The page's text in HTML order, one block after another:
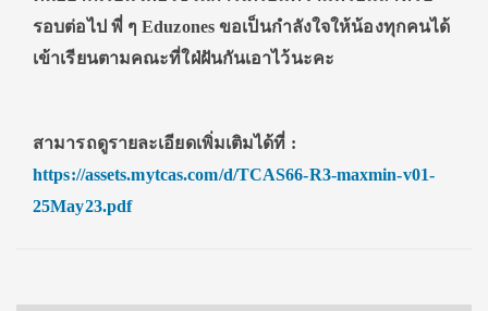
รอบต่อไป พี่ ๆ Eduzones ขอเป็นกำลังใจให้น้องทุกคนได้
เข้าเรียนตามคณะที่ใฝ่ฝันกันเอาไว้นะคะ
สามารถดูรายละเอียดเพิ่มเติมได้ที่ :
https://assets.mytcas.com/d/TCAS66-R3-maxmin-v01-
25May23.pdf